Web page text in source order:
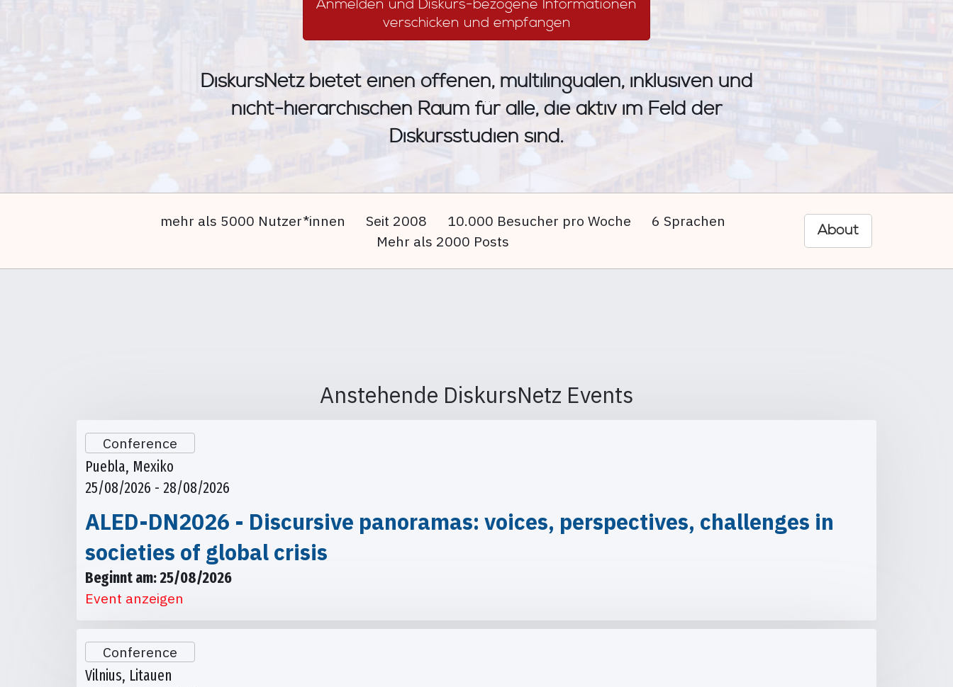
Anmelden und Diskurs-bezogene Informationen
verschicken und empfangen
DiskursNetz bietet einen offenen, multilingualen, inklusiven und
nicht-hierarchischen Raum für alle, die aktiv im Feld der
Diskursstudien sind.
mehr als 5000 Nutzer*innen Seit 2008 10.000 Besucher pro Woche
6 Sprachen
Mehr als 2000 Posts
About
Anstehende DiskursNetz Events
Conference
Puebla, Mexiko
25/08/2026 - 28/08/2026
ALED-DN2026 - Discursive panoramas: voices, perspectives, challenges in
societies of global crisis
Beginnt am: 25/08/2026
Event anzeigen
Conference
Vilnius, Litauen